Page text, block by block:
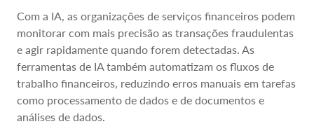
Com a IA, as organizações de serviços financeiros podem
monitorar com mais precisão as transações fraudulentas
e agir rapidamente quando forem detectadas. As
ferramentas de IA também automatizam os fluxos de
trabalho financeiros, reduzindo erros manuais em tarefas
como processamento de dados e de documentos e
análises de dados.